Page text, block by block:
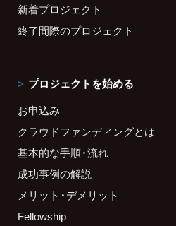
新着プロジェクト
終了間際のプロジェクト
プロジェクトを始める
お申込み
クラウドファンディングとは
基本的な手順・流れ
成功事例の解説
メリット・デメリット
Fellowship